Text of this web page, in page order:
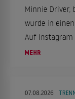
Minnie Driver,
wurde in
Auf Instagram
einer
MEHR
07.08.2026